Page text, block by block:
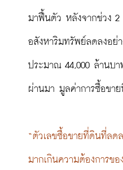
มาฟื้นตัว หลังจากช่วง 2
อสังหาริมทรัพย์ลดลงอย่
ประมาณ 44,000 ล้านบ
ผ่านมา มูลค่าการซื้อขา
“ตัวเลขซื้อขายที่ดินที่ลด
มากเกินความต้องการข